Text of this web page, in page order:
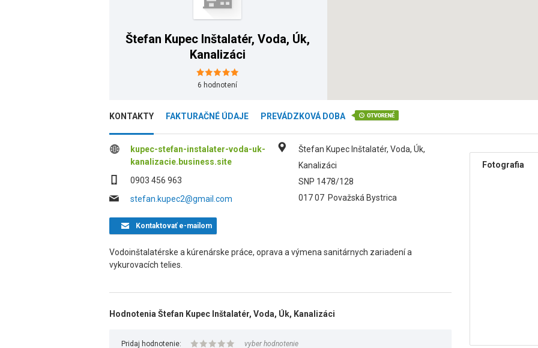
Štefan Kupec Inštalatér, Voda, Úk,
Kanalizáci
6 hodnotení
KONTAKTY FAKTURAČNÉ ÚDAJE PREVÁDZKOVÁ DOBA
kupec-stefan-instalater-voda-uk-
kanalizacie.business.site
0903 456 963
stefan.kupec2@gmail.com
Štefan Kupec Inštalatér, Voda, Úk,
Kanalizáci
SNP 1478/128
017 07 Považská Bystrica
Kontaktovaťe-mailom
Vodoinštalatérske a kúrenárske práce, oprava a výmena sanitárnych zariadení a
vykurovacích telies.
Hodnotenia Štefan Kupec Inštalatér, Voda, Úk, Kanalizáci
Pridaj hodnotenie: vyber hodnotenie
Fotografia